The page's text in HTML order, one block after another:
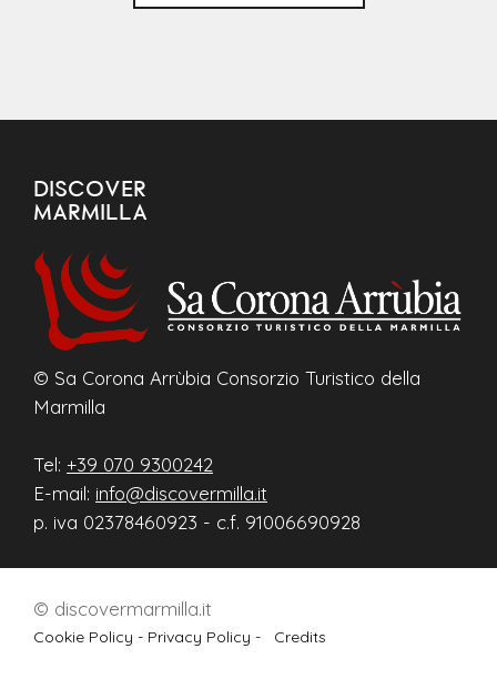
DISCOVER
MARMILLA
© Sa Corona Arrùbia Consorzio Turistico della
Marmilla
Tel: +39 070 9300242
E-mail: info@discovermilla.it
p. iva 02378460923 - c.f. 91006690928
© discovermarmilla.it
Cookie Policy - Privacy Policy - Credits